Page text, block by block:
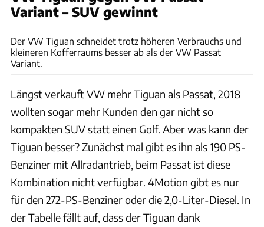
Variant – SUV gewinnt
Der VW Tiguan schneidet trotz höheren Verbrauchs und
kleineren Kofferraums besser ab als der VW Passat
Variant.
Längst verkauft VW mehr Tiguan als Passat, 2018
wollten sogar mehr Kunden den gar nicht so
kompakten SUV statt einen Golf. Aber was kann der
Tiguan besser? Zunächst mal gibt es ihn als 190 PS-
Benziner mit Allradantrieb, beim Passat ist diese
Kombination nicht verfügbar. 4Motion gibt es nur
für den 272-PS-Benziner oder die 2,0-Liter-Diesel. In
der Tabelle fällt auf, dass der Tiguan dank